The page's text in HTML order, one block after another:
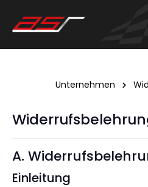
Unternehmen
A.
Einleitung